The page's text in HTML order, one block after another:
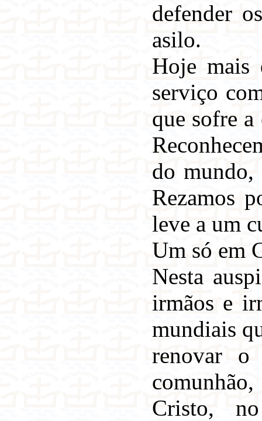
defender
asilo.
Hoje mais
serviço
que sofre
do mundo,
Rezamos
leve a um
Um só em
Nesta
irmãos e
mundiais
renovar o
Cristo,